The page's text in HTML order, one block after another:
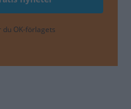
OK-förlagets